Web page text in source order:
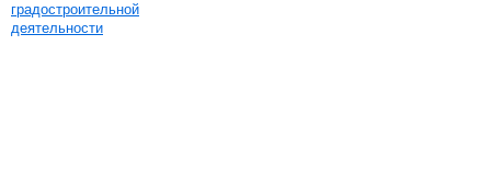
градостроительной
деятельности